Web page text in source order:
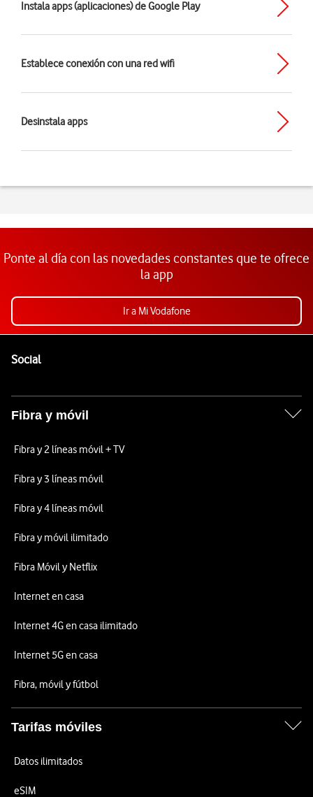
Instala apps (aplicaciones) de Google Play
Establece conexión con una red wifi
Desinstala apps
Ponte al día con las novedades constantes que te ofrece
la app
Ir a Mi Vodafone
SocialEnlaces a las redes sociales de Vodafone
Fibra y móvil
Fibra y 2 líneas móvil + TV
Fibra y 3 líneas móvil
Fibra y 4 líneas móvil
Fibra y móvil ilimitado
Fibra Móvil y Netflix
Internet en casa
Internet 4G en casa ilimitado
Internet 5G en casa
Fibra, móvil y fútbol
Tarifas móviles
Datos ilimitados
eSIM